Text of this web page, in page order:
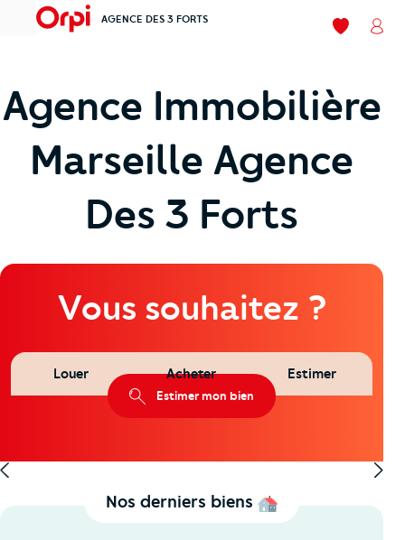
menu AGENCE DES 3 FORTS Mes
Agence Immobilière
Marseille Agence
Des 3 Forts
Vous souhaitez ?
Louer Acheter Estimer
Estimer mon bien
Nos derniers biens
À Vendre
Fonds De Commerce